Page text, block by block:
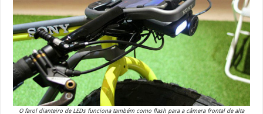
O farol dianteiro de LEDs funciona também como flash para a câmera frontal de alta